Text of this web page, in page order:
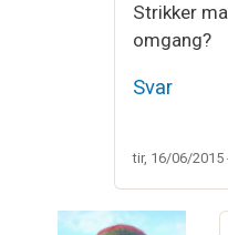
Strikker
omgang?
Svar
tir, 16/06/2015